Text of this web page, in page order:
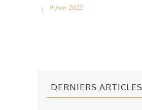
9 juin 2022
DERNIERS ARTICLES